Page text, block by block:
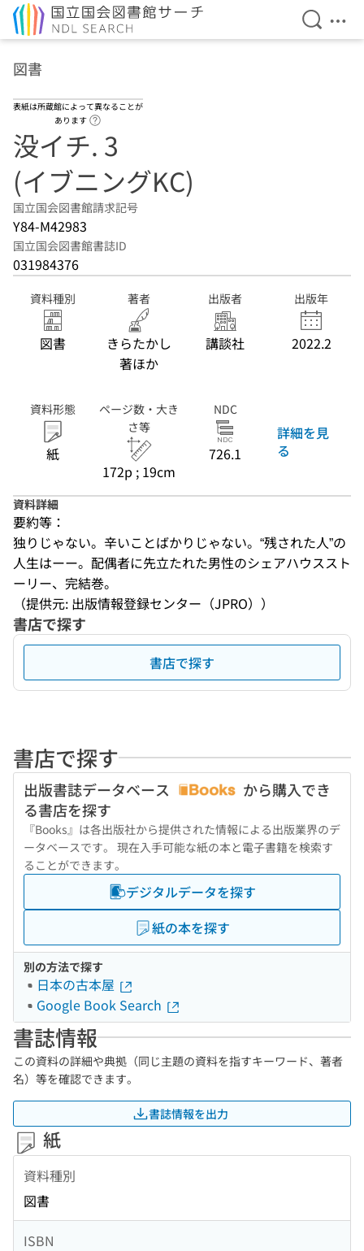
検索を
メ
図書
表紙は所蔵館によって異なることが
あります
没イチ. 3
(イブニングKC)
国立国会図書館請求記号
Y84-M42983
国立国会図書館書誌ID
031984376
資料種別
図書
著者
きらたかし
著ほか
出版者
講談社
出版年
2022.2
資料形態
紙
ページ数・大き
さ等
172p ; 19cm
NDC
726.1
詳細を見
る
資料詳細
要約等：
独りじゃない。辛いことばかりじゃない。“残された人”の
人生はーー。配偶者に先立たれた男性のシェアハウススト
ーリー、完結巻。
（提供元: 出版情報登録センター（JPRO））
書店で探す
書店で探す
書店で探す
出版書誌データベース
から購入でき
る書店を探す
『Books』は各出版社から提供された情報による出版業界のデ
ータベースです。 現在入手可能な紙の本と電子書籍を検索す
ることができます。
デジタルデータを探す
紙の本を探す
別の方法で探す
日本の古本屋
Google Book Search
書誌情報
この資料の詳細や典拠（同じ主題の資料を指すキーワード、著者
名）等を確認できます。
書誌情報を出力
紙
資料種別
図書
ISBN